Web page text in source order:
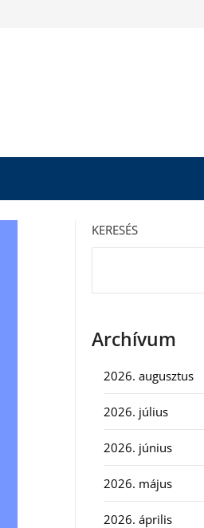
KERESÉS
Archívum
2026. augusztus
2026. július
2026. június
2026. május
2026. április